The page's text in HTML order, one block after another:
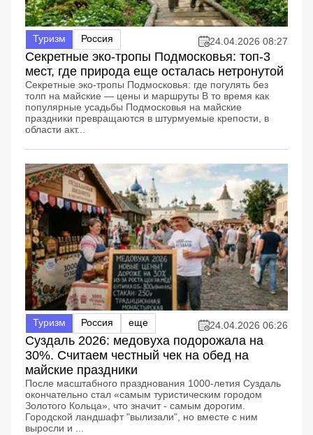
Туризм Россия 24.04.2026 08:27
Секретные эко-тропы Подмосковья: топ-3
мест, где природа еще осталась нетронутой
Секретные эко-тропы Подмосковья: где погулять без
толп на майские — цены и маршруты В то время как
популярные усадьбы Подмосковья на майские
праздники превращаются в штурмуемые крепости, в
области акт...
Туризм Россия еще 24.04.2026 06:26
Суздаль 2026: медовуха подорожала на
30%. Считаем честный чек на обед на
майские праздники
После масштабного празднования 1000-летия Суздаль
окончательно стал «самым туристическим городом
Золотого Кольца», что значит - самым дорогим.
Городской ландшафт "вылизали", но вместе с ним
выросли и ...